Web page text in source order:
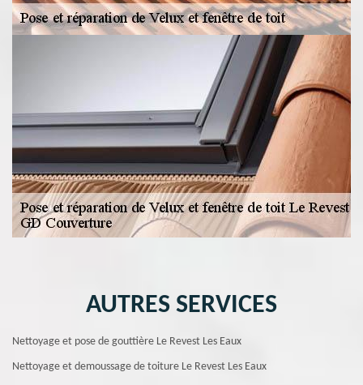
AUTRES SERVICES
Nettoyage et pose de gouttière Le Revest Les Eaux
Nettoyage et demoussage de toiture Le Revest Les Eaux